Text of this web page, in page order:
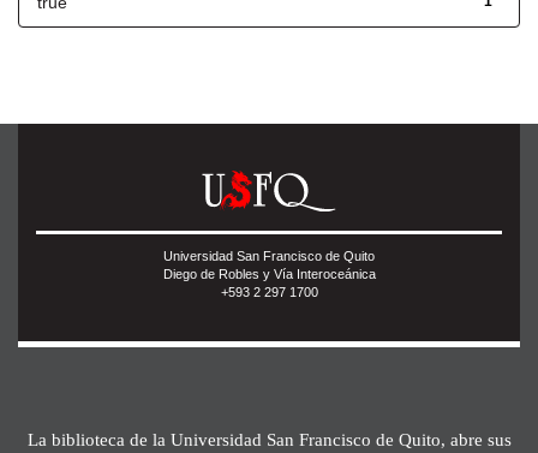
Universidad San Francisco de Quito
Diego de Robles y Vía Interoceánica
+593 2 297 1700
La biblioteca de la Universidad San Francisco de Quito, abre sus